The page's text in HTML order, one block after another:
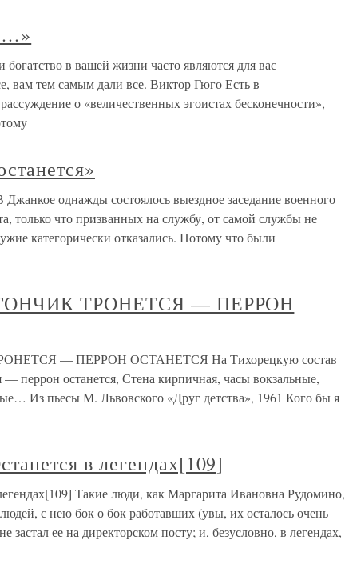
в вашей жизни часто являются для вас
вам тем самым дали все. Виктор Гюго Есть в
о «величественных эгоистах бесконечности»,
однажды состоялось выездное заседание военного
только что призванных на службу, от самой службы не
категорически отказались. Потому что были
ТРОНЕТСЯ — ПЕРРОН
— ПЕРРОН ОСТАНЕТСЯ На Тихорецкую состав
— перрон останется, Стена кирпичная, часы вокзальные,
Из пьесы М. Львовского «Друг детства», 1961 Кого бы я
в легендах[109]
Такие люди, как Маргарита Ивановна Рудомино,
с нею бок о бок работавших (увы, их осталось очень
застал ее на директорском посту; и, безусловно, в легендах,